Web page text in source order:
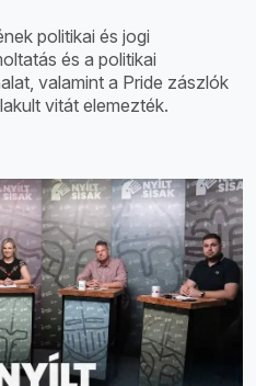
politikai és jogi
és a politikai
valamint a Pride zászlók
vitát elemezték.